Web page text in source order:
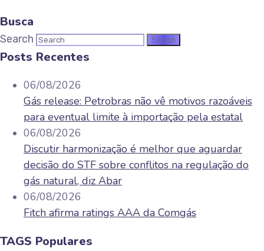
Busca
Search
Posts Recentes
06/08/2026
Gás release: Petrobras não vê motivos razoáveis
para eventual limite à importação pela estatal
06/08/2026
Discutir harmonização é melhor que aguardar
decisão do STF sobre conflitos na regulação do
gás natural, diz Abar
06/08/2026
Fitch afirma ratings AAA da Comgás
TAGS Populares